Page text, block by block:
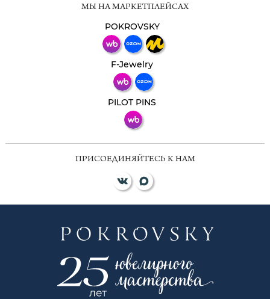
МЫ НА МАРКЕТПЛЕЙСАХ
POKROVSKY
F-Jewelry
PILOT PINS
ПРИСОЕДИНЯЙТЕСЬ К НАМ